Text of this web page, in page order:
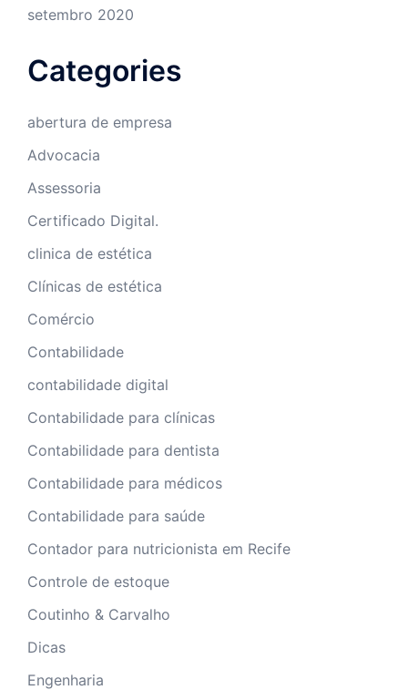
setembro 2020
Categories
abertura de empresa
Advocacia
Assessoria
Certificado Digital.
clinica de estética
Clínicas de estética
Comércio
Contabilidade
contabilidade digital
Contabilidade para clínicas
Contabilidade para dentista
Contabilidade para médicos
Contabilidade para saúde
Contador para nutricionista em Recife
Controle de estoque
Coutinho & Carvalho
Dicas
Engenharia